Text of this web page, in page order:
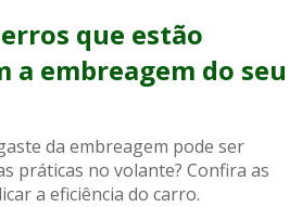
que estão
a embreagem do seu
da embreagem pode ser
práticas no volante? Confira as
a eficiência do carro.